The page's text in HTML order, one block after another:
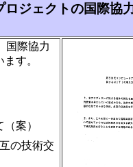
ジェクトの国際協
国際協力
す。
案）
の技術交